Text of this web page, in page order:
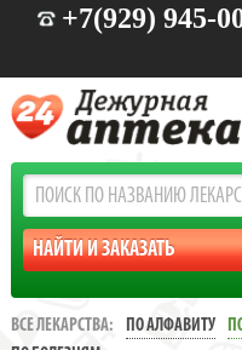
+7(929) 945-
ВСЕ ЛЕКАРСТВА: ПО АЛФАВИТУ